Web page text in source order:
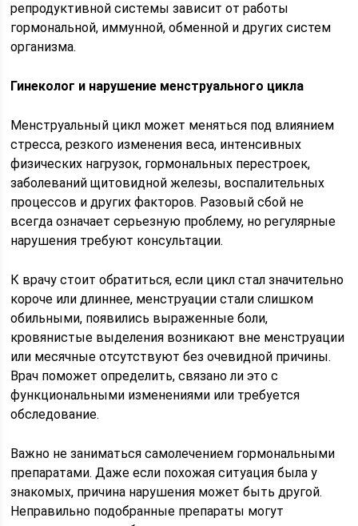
репродуктивной системы зависит от работы
гормональной, иммунной, обменной и других систем
организма.
Гинеколог и нарушение менструального цикла
Менструальный цикл может меняться под влиянием
стресса, резкого изменения веса, интенсивных
физических нагрузок, гормональных перестроек,
заболеваний щитовидной железы, воспалительных
процессов и других факторов. Разовый сбой не
всегда означает серьезную проблему, но регулярные
нарушения требуют консультации.
К врачу стоит обратиться, если цикл стал значительно
короче или длиннее, менструации стали слишком
обильными, появились выраженные боли,
кровянистые выделения возникают вне менструации
или месячные отсутствуют без очевидной причины.
Врач поможет определить, связано ли это с
функциональными изменениями или требуется
обследование.
Важно не заниматься самолечением гормональными
препаратами. Даже если похожая ситуация была у
знакомых, причина нарушения может быть другой.
Неправильно подобранные препараты могут